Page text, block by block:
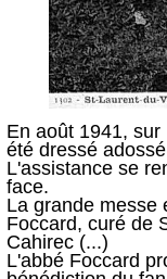
En août 1941, sur
été dressé
L'assistance se
face.
La grande messe
Foccard, curé de
Cahirec (...)
L'abbé Foccard